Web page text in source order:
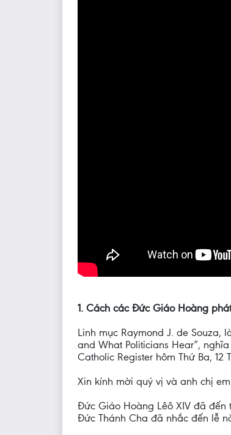
1. Cách các Đức Giáo Hoàng
Linh mục Raymond J. de
and What Politicians Hear”,
Catholic Register hôm Thứ Ba, 12
Xin kính mời quý vị và anh chị
Đức Giáo Hoàng Lêô XIV đã đến
Đức Thánh Cha đã nhắc đến lễ